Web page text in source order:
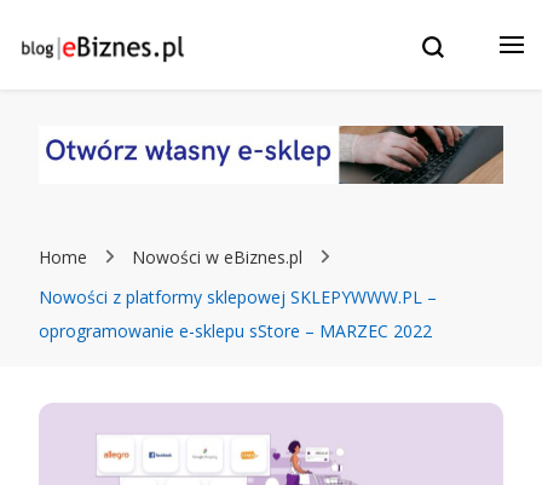
Twój biznes w Internecie: e-
internetowe, strony WWW,
ChatBoty, Marketing i
Home
Nowości w eBiznes.pl
Nowości z platformy sklepowej SKLEPYWWW.PL –
oprogramowanie e-sklepu sStore – MARZEC 2022